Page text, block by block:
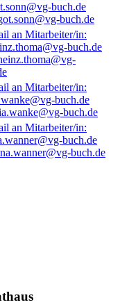
buch.de
buch.de
buch.de